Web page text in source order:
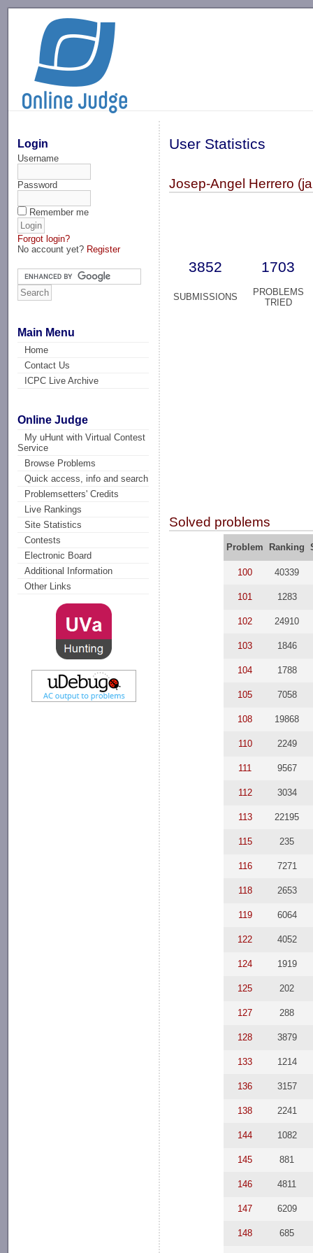
Login
Username
Password
Remember me
Forgot login?
No account yet? Register
Main Menu
Home
Contact Us
ICPC Live Archive
Online Judge
My uHunt with Virtual Contest
Service
Browse Problems
Quick access, info and search
Problemsetters' Credits
Live Rankings
Site Statistics
Contests
Electronic Board
Additional Information
Other Links
User Statistics
Josep-Angel Herrero
3852 1703
SUBMISSIONS
PROBLEMS
TRIED
Solved problems
Problem Ranking
100 40339
101 1283
102 24910
103 1846
104 1788
105 7058
108 19868
110 2249
111 9567
112 3034
113 22195
115 235
116 7271
118 2653
119 6064
122 4052
124 1919
125 202
127 288
128 3879
133 1214
136 3157
138 2241
144 1082
145 881
146 4811
147 6209
148 685